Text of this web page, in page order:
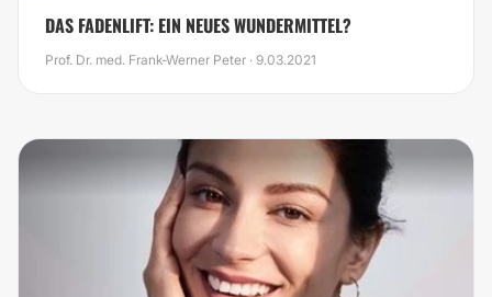
DAS FADENLIFT: EIN NEUES WUNDERMITTEL?
Prof. Dr. med. Frank-Werner Peter · 9.03.2021